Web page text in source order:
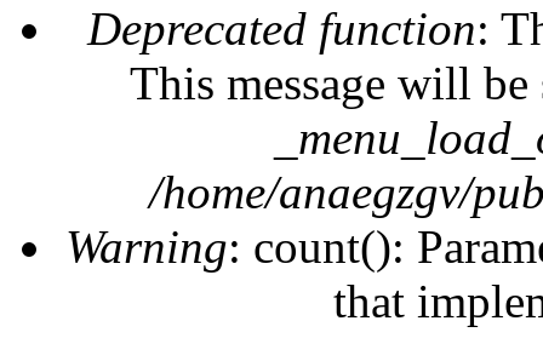
Deprecated function:
This message will
/home/anaegzgv/
Warning: count():
that